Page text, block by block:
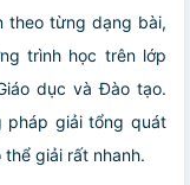
theo từng dạng bài,
trình học trên lớp
dục và Đào tạo.
pháp giải tổng quát
giải rất nhanh.